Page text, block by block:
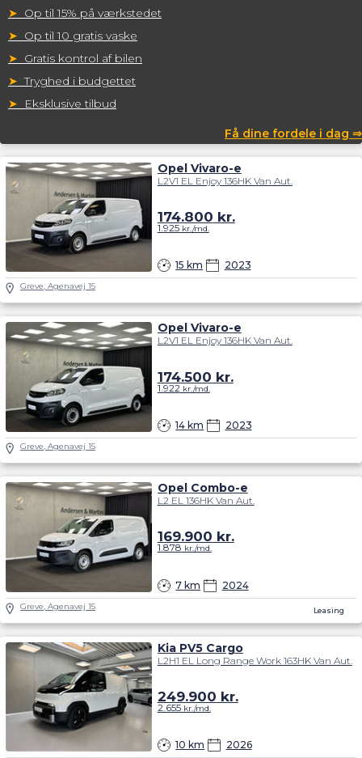
➤ Op til 15% på værkstedet
➤ Op til 10 gratis vaske
➤ Gratis kontrol af bilen
➤Tryghed i budgettet
➤
Eksklusive tilbud
Få dine fordele i dag ⇒
Opel Vivaro-e
L2V1 EL Enjoy 136HK Van Aut.
15 km 2023
174.800 kr.
1.925kr./md.
Greve, Agenavej 15
Opel Vivaro-e
L2V1 EL Enjoy 136HK Van Aut.
14 km 2023
174.500 kr.
1.922kr./md.
Greve, Agenavej 15
Leasing
Opel Combo-e
L2 EL 136HK Van Aut.
7 km 2024
169.900 kr.
1.878 kr./md.
Greve, Agenavej 15
Kia PV5 Cargo
L2H1 EL Long Range Work 163HK Van Aut.
10 km 2026
249.900 kr.
2.655kr./md.